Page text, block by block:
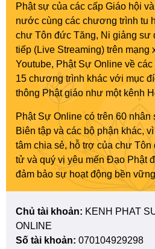
Phật sự của các cấp Giáo hội
nước cùng các chương trình tu
chư Tôn đức Tăng, Ni giảng sư
tiếp (Live Streaming) trên mạng
Youtube, Phật Sự Online về
15 chương trình khác với mục
thông Phật giáo như một kênh
Phật Sự Online có trên 60
Biên tập và các bộ phận khác,
tâm chia sẻ, hỗ trợ của chư
tử và quý vị yêu mến Đạo Phật
đảm bảo sự hoạt động bền
Chủ tài khoản: KENH PHAT
ONLINE
Số tài khoản: 070104929298